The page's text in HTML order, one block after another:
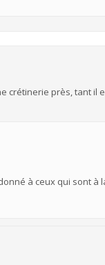
crétinerie près, tant
à ceux qui sont à